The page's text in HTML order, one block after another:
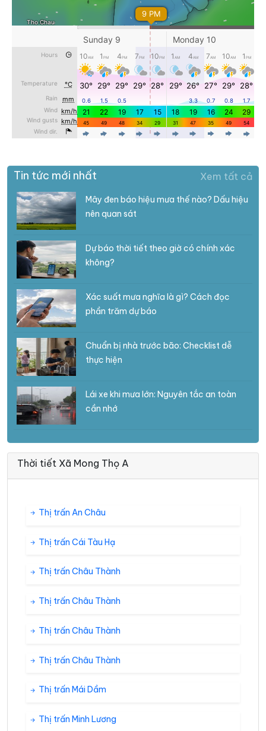
Tin tức mới nhất Xem tất cả
Mây đen báo hiệu mưa thế nào? Dấu hiệu
nên quan sát
Dự báo thời tiết theo giờ có chính xác
không?
Xác suất mưa nghĩa là gì? Cách đọc
phần trăm dự báo
Chuẩn bị nhà trước bão: Checklist dễ
thực hiện
Lái xe khi mưa lớn: Nguyên tắc an toàn
cần nhớ
Thời tiết Xã Mong Thọ A
Thị trấn An Châu
Thị trấn Cái Tàu Hạ
Thị trấn Châu Thành
Thị trấn Châu Thành
Thị trấn Châu Thành
Thị trấn Châu Thành
Thị trấn Mái Dầm
Thị trấn Minh Lương